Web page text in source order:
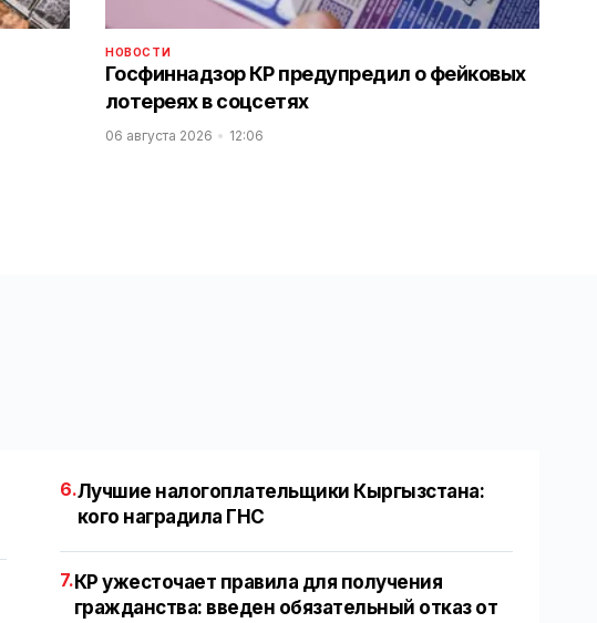
НОВОСТИ
Госфиннадзор КР предупредил о фейковых
лотереях в соцсетях
06 августа 2026 12:06
6.Лучшие налогоплательщики Кыргызстана:
кого наградила ГНС
7. КР ужесточает правила для получения
гражданства: введен обязательный отказ от